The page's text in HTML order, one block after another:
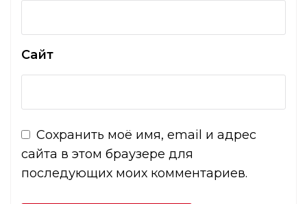
Сайт
Сохранить моё имя, email и адрес
сайта в этом браузере для
последующих моих комментариев.